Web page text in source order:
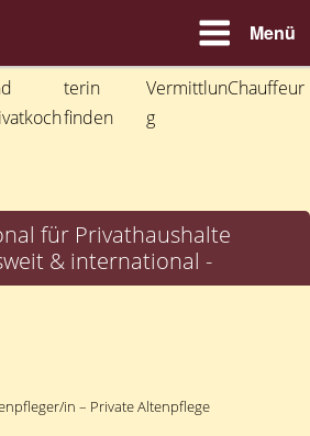
Menü
für Privathaushalte
& international -
in – Private Altenpflege